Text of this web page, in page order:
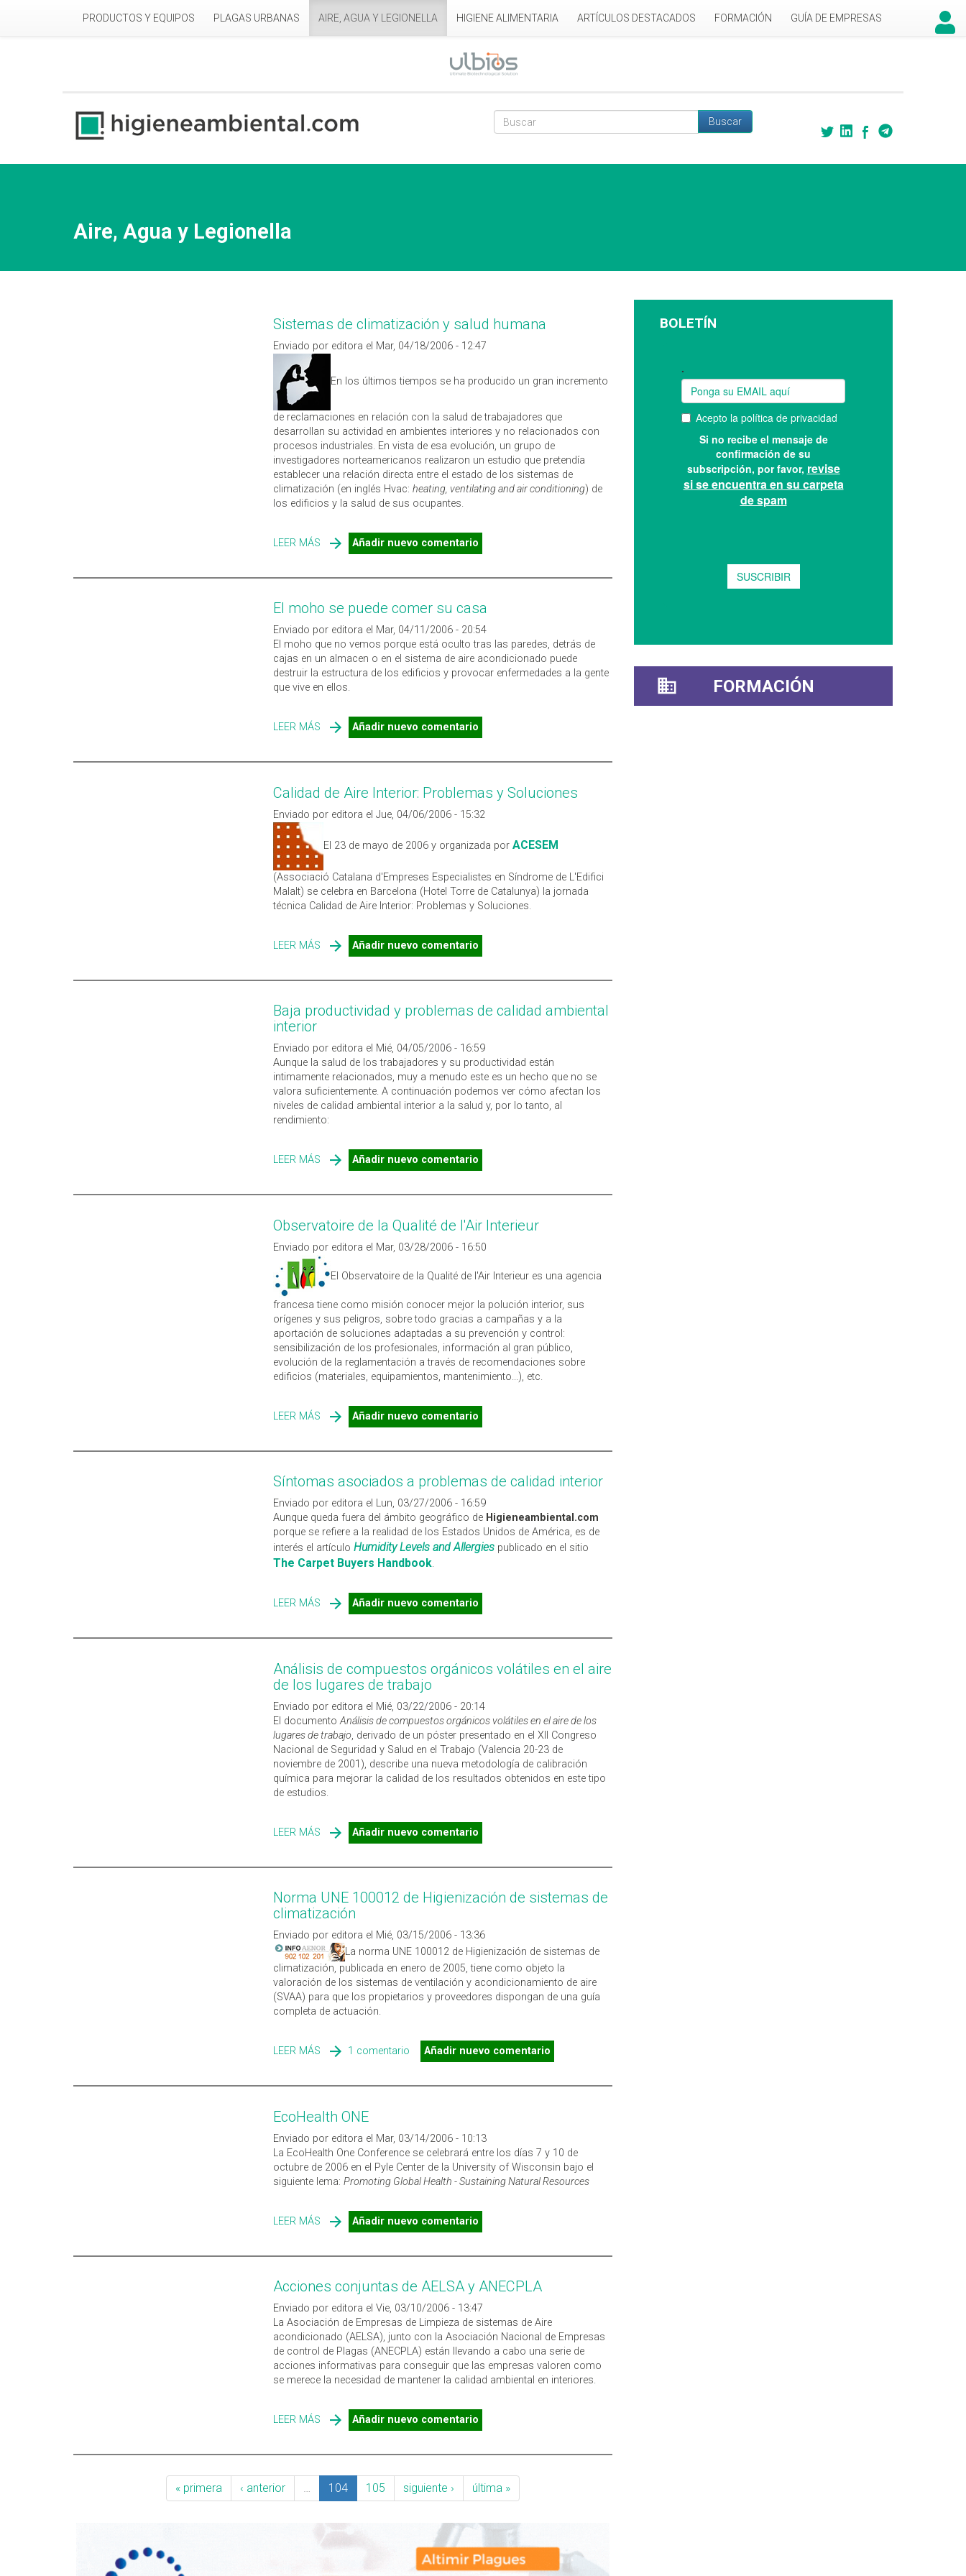
PRODUCTOS Y EQUIPOS PLAGAS URBANAS AIRE, AGUA Y LEGIONELLA HIGIENE ALIMENTARIA ARTÍCULOS DESTACADOS FORMACIÓN GUÍA DE EMPRESAS
Formulario de búsqueda
Buscar
Aire, Agua y Legionella
Sistemas de climatización y salud humana
Enviado por editora el Mar, 04/18/2006 - 12:47
En los últimos tiempos se ha producido un gran incremento
de reclamaciones en relación con la salud de trabajadores que
desarrollan su actividad en ambientes interiores y no relacionados con
procesos industriales. En vista de esa evolución, un grupo de
investigadores norteamericanos realizaron un estudio que pretendía
establecer una relación directa entre el estado de los sistemas de
climatización (en inglés Hvac: heating, ventilating and air conditioning) de
los edificios y la salud de sus ocupantes.
LEER MÁS SOBRE SISTEMAS DE CLIMATIZACIÓN Y SALUD HUMANA
Añadir nuevo comentario
El moho se puede comer su casa
Enviado por editora el Mar, 04/11/2006 - 20:54
El moho que no vemos porque está oculto tras las paredes, detrás de
cajas en un almacen o en el sistema de aire acondicionado puede
destruir la estructura de los edificios y provocar enfermedades a la gente
que vive en ellos.
LEER MÁS SOBRE EL MOHO SE PUEDE COMER SU CASA
Añadir nuevo comentario
Calidad de Aire Interior: Problemas y Soluciones
Enviado por editora el Jue, 04/06/2006 - 15:32
El 23 de mayo de 2006 y organizada por ACESEM
(Associació Catalana d'Empreses Especialistes en Síndrome de L'Edifici
Malalt) se celebra en Barcelona (Hotel Torre de Catalunya) la jornada
técnica Calidad de Aire Interior: Problemas y Soluciones.
LEER MÁS SOBRE CALIDAD DE AIRE INTERIOR: PROBLEMAS Y SOLUCIONES
Añadir nuevo comentario
Baja productividad y problemas de calidad ambiental
interior
Enviado por editora el Mié, 04/05/2006 - 16:59
Aunque la salud de los trabajadores y su productividad están
intimamente relacionados, muy a menudo este es un hecho que no se
valora suficientemente. A continuación podemos ver cómo afectan los
niveles de calidad ambiental interior a la salud y, por lo tanto, al
rendimiento:
LEER MÁS SOBRE BAJA PRODUCTIVIDAD Y PROBLEMAS DE CALIDAD
AMBIENTAL INTERIOR
Añadir nuevo comentario
Observatoire de la Qualité de l'Air Interieur
Enviado por editora el Mar, 03/28/2006 - 16:50
El Observatoire de la Qualité de l'Air Interieur es una agencia
francesa tiene como misión conocer mejor la polución interior, sus
orígenes y sus peligros, sobre todo gracias a campañas y a la
aportación de soluciones adaptadas a su prevención y control:
sensibilización de los profesionales, información al gran público,
evolución de la reglamentación a través de recomendaciones sobre
edificios (materiales, equipamientos, mantenimiento...), etc.
LEER MÁS SOBRE OBSERVATOIRE DE LA QUALITÉ DE L'AIR INTERIEUR
Añadir nuevo comentario
Síntomas asociados a problemas de calidad interior
Enviado por editora el Lun, 03/27/2006 - 16:59
Aunque queda fuera del ámbito geográfico de Higieneambiental.com
porque se refiere a la realidad de los Estados Unidos de América, es de
interés el artículo Humidity Levels and Allergiespublicado en el sitio
The Carpet Buyers Handbook.
LEER MÁS SOBRE SÍNTOMAS ASOCIADOS A PROBLEMAS DE CALIDAD
INTERIOR
Añadir nuevo comentario
Análisis de compuestos orgánicos volátiles en el aire
de los lugares de trabajo
Enviado por editora el Mié, 03/22/2006 - 20:14
El documentoAnálisis de compuestos orgánicos volátiles en el aire de los
lugares de trabajo, derivado de un póster presentado en el XII Congreso
Nacional de Seguridad y Salud en el Trabajo (Valencia 20-23 de
noviembre de 2001), describe una nueva metodología de calibración
química para mejorar la calidad de los resultados obtenidos en este tipo
de estudios.
LEER MÁS SOBRE ANÁLISIS DE COMPUESTOS ORGÁNICOS VOLÁTILES EN
EL AIRE DE LOS LUGARES DE TRABAJO
Añadir nuevo comentario
Norma UNE 100012 de Higienización de sistemas de
climatización
Enviado por editora el Mié, 03/15/2006 - 13:36
La norma UNE 100012 de Higienización de sistemas de
climatización, publicada en enero de 2005, tiene como objeto la
valoración de los sistemas de ventilación y acondicionamiento de aire
(SVAA) para que los propietarios y proveedores dispongan de una guía
completa de actuación.
LEER MÁS SOBRE NORMA UNE 100012 DE HIGIENIZACIÓN DE SISTEMAS DE
1 comentario Añadir nuevo comentario
EcoHealth ONE
Enviado por editora el Mar, 03/14/2006 - 10:13
La EcoHealth One Conference se celebrará entre los días 7 y 10 de
octubre de 2006 en el Pyle Center de la University of Wisconsin bajo el
siguiente lema: Promoting Global Health - Sustaining Natural Resources
LEER MÁS SOBRE ECOHEALTH ONE
Añadir nuevo comentario
Acciones conjuntas de AELSA y ANECPLA
Enviado por editora el Vie, 03/10/2006 - 13:47
La Asociación de Empresas de Limpieza de sistemas de Aire
acondicionado (AELSA), junto con la Asociación Nacional de Empresas
de control de Plagas (ANECPLA) están llevando a cabo una serie de
acciones informativas para conseguir que las empresas valoren como
se merece la necesidad de mantener la calidad ambiental en interiores.
LEER MÁS SOBRE ACCIONES CONJUNTAS DE AELSA Y ANECPLA
Añadir nuevo comentario
« primera ‹ anterior … 104 105 siguiente › última »
BOLETÍN
FORMACIÓN